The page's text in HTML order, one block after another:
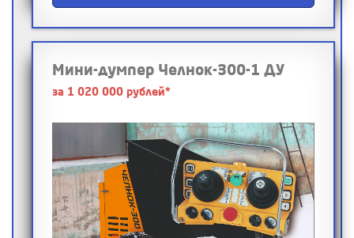
Мини-думпер Челнок-300-1 ДУ
за 1 020 000 рублей*